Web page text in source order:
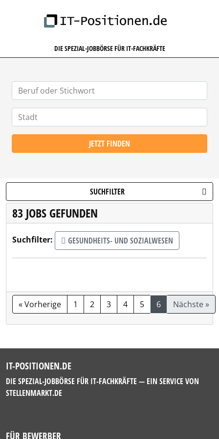
DIE SPEZIAL-JOBBÖRSE FÜR IT-FACHKRÄFTE
JETZT FINDEN
SUCHFILTER
83 JOBS GEFUNDEN
Suchfilter: GESUNDHEITS- UND SOZIALWESEN
« Vorherige 1 2 3 4 5 6 Nächste »
IT-POSITIONEN.DE
DIE SPEZIAL-JOBBÖRSE FÜR IT-FACHKRÄFTE — EIN SERVICE VON
STELLENMARKT.DE
FÜR BEWERBER